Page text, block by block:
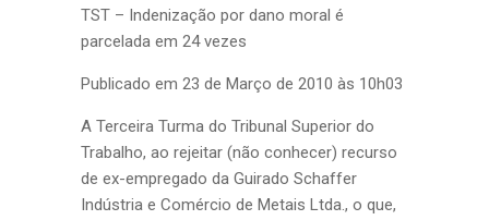
TST – Indenização por dano moral é
parcelada em 24 vezes
Publicado em 23 de Março de 2010 às 10h03
A Terceira Turma do Tribunal Superior do
Trabalho, ao rejeitar (não conhecer) recurso
de ex-empregado da Guirado Schaffer
Indústria e Comércio de Metais Ltda., o que,